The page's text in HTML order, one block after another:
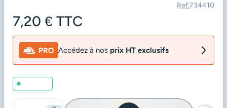
Ref.734410
7,20 € TTC
Accédez à nos prix HT exclusifs